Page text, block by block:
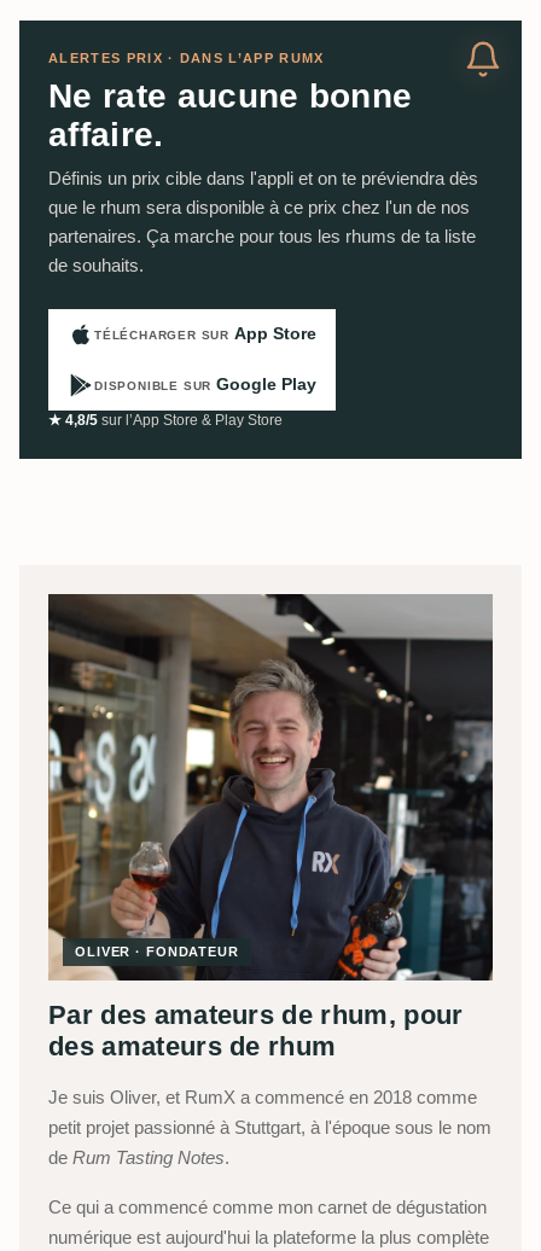
ALERTES PRIX · DANS L’APP RUMX
Ne rate aucune bonne
affaire.
Définis un prix cible dans l'appli et on te préviendra dès
que le rhum sera disponible à ce prix chez l'un de nos
partenaires. Ça marche pour tous les rhums de ta liste
de souhaits.
TÉLÉCHARGER SUR App Store
DISPONIBLE SUR Google Play
★ 4,8/5 sur l’App Store & Play Store
OLIVER · FONDATEUR
Par des amateurs de rhum, pour
des amateurs de rhum
Je suis Oliver, et RumX a commencé en 2018 comme
petit projet passionné à Stuttgart, à l'époque sous le nom
de Rum Tasting Notes.
Ce qui a commencé comme mon carnet de dégustation
numérique est aujourd'hui la plateforme la plus complète